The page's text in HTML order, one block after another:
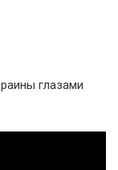
глазами